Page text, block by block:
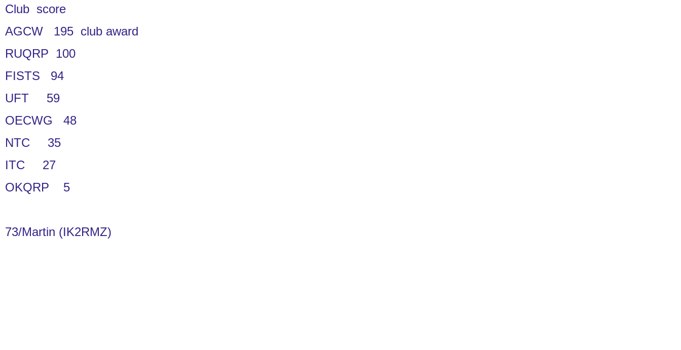
Club score
AGCW 195 club award
RUQRP 100
FISTS 94
UFT 59
OECWG 48
NTC 35
ITC 27
OKQRP 5
73/Martin (IK2RMZ)